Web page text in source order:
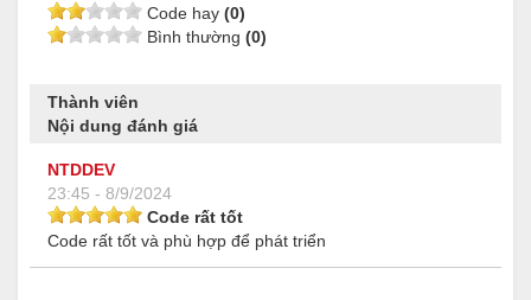
Code hay (0)
Bình thường (0)
Thành viên
Nội dung đánh giá
NTDDEV
23:45 - 8/9/2024
Code rất tốt
Code rất tốt và phù hợp để phát triển